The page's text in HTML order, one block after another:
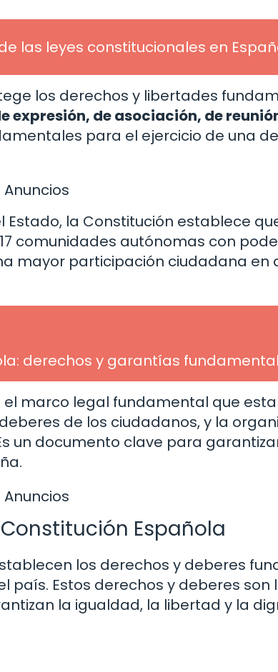
las leyes constitucionales en
los derechos y libertades
expresión, de asociación, de
para el ejercicio de una
Anuncios
la Constitución establece
comunidades autónomas con
mayor participación ciudadana en
derechos y garantías
el marco legal fundamental que
de los ciudadanos, y la
un documento clave para
Anuncios
Española
los derechos y deberes
Estos derechos y deberes son
la igualdad, la libertad y la